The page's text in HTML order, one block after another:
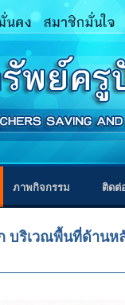
ภาพกิจกรรม ติด
ก บริเวณพื้นที่ด้า